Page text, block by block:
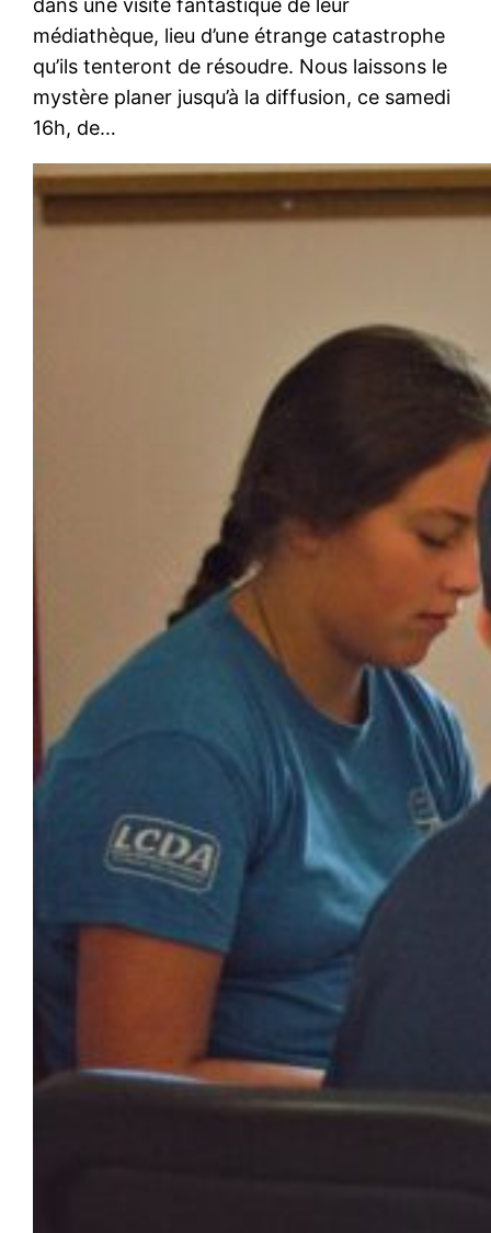
dans une visite fantastique de leur
médiathèque, lieu d’une étrange catastrophe
qu’ils tenteront de résoudre. Nous laissons le
mystère planer jusqu’à la diffusion, ce samedi
16h, de…